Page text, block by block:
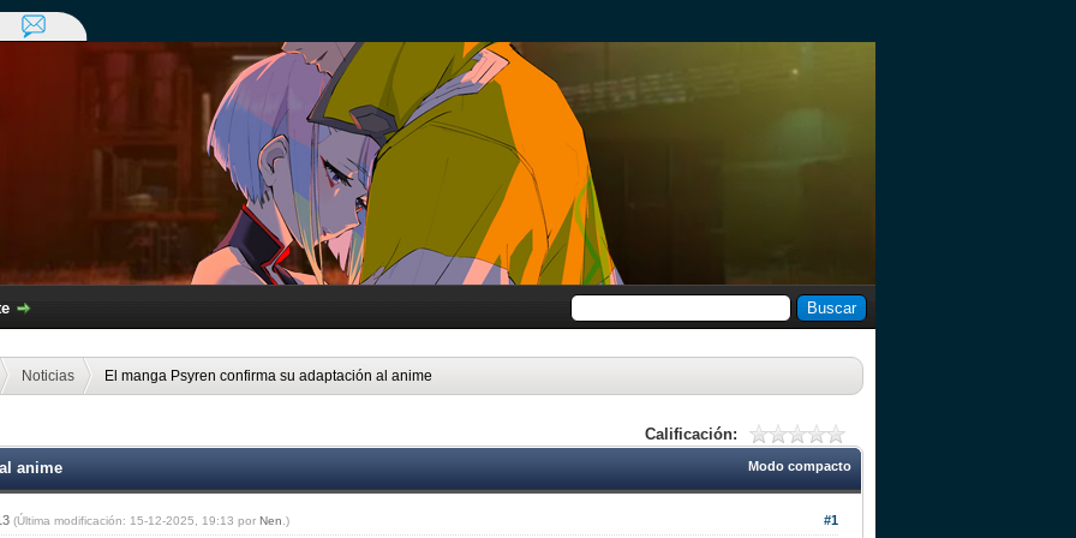
Noticias El manga Psyren confirma su adaptación al anime
Calificación:
Modo compacto
anime
#1
(Última modificación: 15-12-2025, 19:13 porNen .)